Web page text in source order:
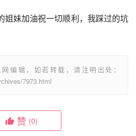
姐妹加油祝一切顺利，我踩过的坑
编辑，如若转载，请注明出处：
7973.html
赞 (0)